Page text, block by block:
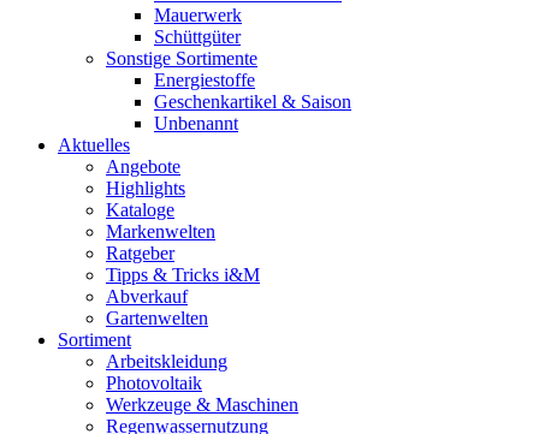
Mauerwerk
Schüttgüter
Sonstige Sortimente
Energiestoffe
Geschenkartikel & Saison
Unbenannt
Aktuelles
Angebote
Highlights
Kataloge
Markenwelten
Ratgeber
Tipps & Tricks i&M
Abverkauf
Gartenwelten
Sortiment
Arbeitskleidung
Photovoltaik
Werkzeuge & Maschinen
Regenwassernutzung